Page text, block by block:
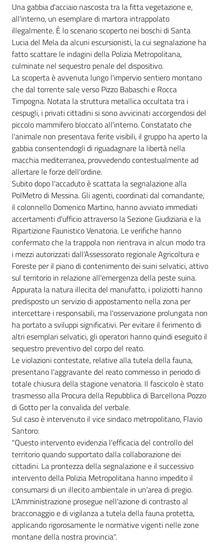
Una gabbia d'acciaio nascosta tra la fitta vegetazione e,
all'interno, un esemplare di martora intrappolato
illegalmente. È lo scenario scoperto nei boschi di Santa
Lucia del Mela da alcuni escursionisti, la cui segnalazione ha
fatto scattare le indagini della Polizia Metropolitana,
culminate nel sequestro penale del dispositivo.
La scoperta è avvenuta lungo l'impervio sentiero montano
che dal torrente sale verso Pizzo Babaschi e Rocca
Timpogna. Notata la struttura metallica occultata tra i
cespugli, i privati cittadini si sono avvicinati accorgendosi del
piccolo mammifero bloccato all'interno. Constatato che
l'animale non presentava ferite visibili, il gruppo ha aperto la
gabbia consentendogli di riguadagnare la libertà nella
macchia mediterranea, provvedendo contestualmente ad
allertare le forze dell'ordine.
Subito dopo l'accaduto è scattata la segnalazione alla
PolMetro di Messina. Gli agenti, coordinati dal comandante,
il colonnello Domenico Martino, hanno avviato immediati
accertamenti d'ufficio attraverso la Sezione Giudiziaria e la
Ripartizione Faunistico Venatoria. Le verifiche hanno
confermato che la trappola non rientrava in alcun modo tra
i mezzi autorizzati dall'Assessorato regionale Agricoltura e
Foreste per il piano di contenimento dei suini selvatici, attivo
sul territorio in relazione all'emergenza della peste suina.
Appurata la natura illecita del manufatto, i poliziotti hanno
predisposto un servizio di appostamento nella zona per
intercettare i responsabili, ma l'osservazione prolungata non
ha portato a sviluppi significativi. Per evitare il ferimento di
altri esemplari selvatici, gli operatori hanno quindi eseguito il
sequestro preventivo del corpo del reato.
Le violazioni contestate, relative alla tutela della fauna,
presentano l'aggravante del reato commesso in periodo di
totale chiusura della stagione venatoria. Il fascicolo è stato
trasmesso alla Procura della Repubblica di Barcellona Pozzo
di Gotto per la convalida del verbale.
Sul caso è intervenuto il vice sindaco metropolitano, Flavio
Santoro:
"Questo intervento evidenzia l'efficacia del controllo del
territorio quando supportato dalla collaborazione dei
cittadini. La prontezza della segnalazione e il successivo
intervento della Polizia Metropolitana hanno impedito il
consumarsi di un illecito ambientale in un'area di pregio.
L'Amministrazione prosegue nell'azione di contrasto al
bracconaggio e di vigilanza a tutela della fauna protetta,
applicando rigorosamente le normative vigenti nelle zone
montane della nostra provincia".